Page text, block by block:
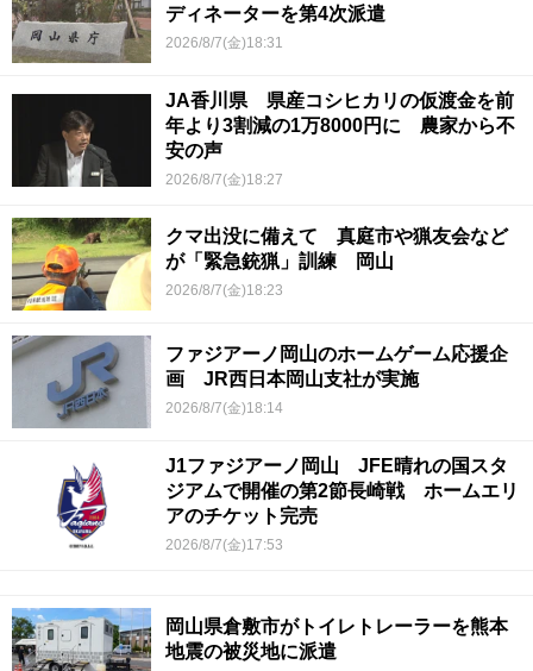
ディネーターを第4次派遣
2026/8/7(金)18:31
JA香川県 県産コシヒカリの仮渡金を前
年より3割減の1万8000円に 農家から不
安の声
2026/8/7(金)18:27
クマ出没に備えて 真庭市や猟友会など
が「緊急銃猟」訓練 岡山
2026/8/7(金)18:23
ファジアーノ岡山のホームゲーム応援企
画 JR西日本岡山支社が実施
2026/8/7(金)18:14
J1ファジアーノ岡山 JFE晴れの国スタ
ジアムで開催の第2節長崎戦 ホームエリ
アのチケット完売
2026/8/7(金)17:53
岡山県倉敷市がトイレトレーラーを熊本
地震の被災地に派遣